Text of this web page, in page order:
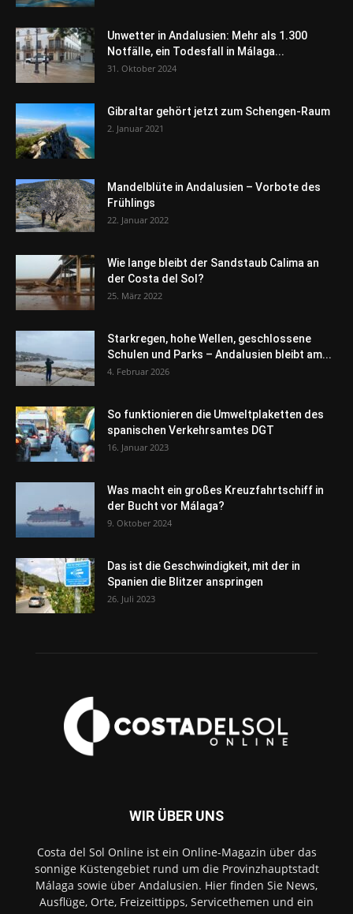
Unwetter in Andalusien: Mehr als 1.300
Notfälle, ein Todesfall in Málaga...
31. Oktober 2024
Gibraltar gehört jetzt zum Schengen-Raum
2. Januar 2021
Mandelblüte in Andalusien – Vorbote des
Frühlings
22. Januar 2022
Wie lange bleibt der Sandstaub Calima an
der Costa del Sol?
25. März 2022
Starkregen, hohe Wellen, geschlossene
Schulen und Parks – Andalusien bleibt am...
4. Februar 2026
So funktionieren die Umweltplaketten des
spanischen Verkehrsamtes DGT
16. Januar 2023
Was macht ein großes Kreuzfahrtschiff in
der Bucht vor Málaga?
9. Oktober 2024
Das ist die Geschwindigkeit, mit der in
Spanien die Blitzer anspringen
26. Juli 2023
WIR ÜBER UNS
Costa del Sol Online ist ein Online-Magazin über das
sonnige Küstengebiet rund um die Provinzhauptstadt
Málaga sowie über Andalusien. Hier finden Sie News,
Ausflüge, Orte, Freizeittipps, Servicethemen und ein